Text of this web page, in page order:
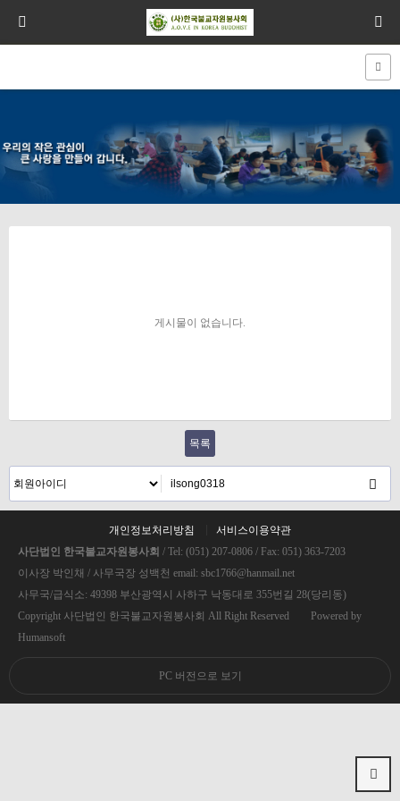
게시물이 없습니다.
목록
개인정보처리방침
서비스이용약관
사단법인 한국불교자원봉사회 / Tel: (051) 207-0806 / Fax: 051) 363-7203
이사장 박인채 / 사무국장 성백천 email: sbc1766@hanmail.net
사무국/급식소: 49398 부산광역시 사하구 낙동대로 355번길 28(당리동)
Copyright 사단법인 한국불교자원봉사회 All Right Reserved Powered by
Humansoft
PC 버전으로 보기